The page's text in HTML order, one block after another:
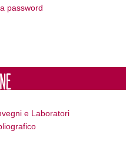
password
e Laboratori